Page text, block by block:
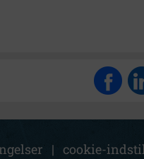
| cookie-